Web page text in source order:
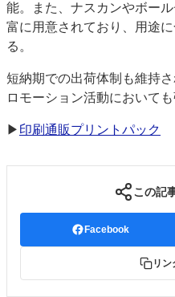
能。また、ナスカンやボー
富に用意されており、用途
る。
短納期での出荷体制も維持
ロモーション活動において
▶ 印刷通販プリントパック
この記
Facebook
リン